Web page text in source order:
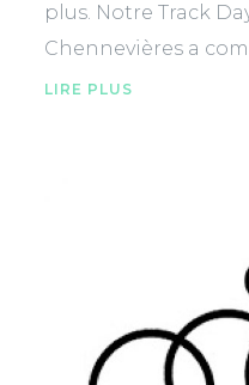
plus. Notre Track
Chennevières a
LIRE PLUS